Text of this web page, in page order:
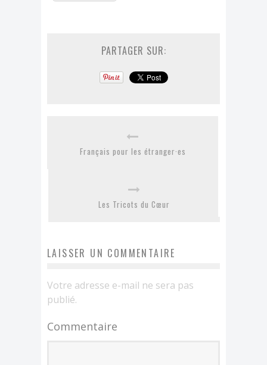
PARTAGER SUR:
Français pour les étranger·es
Les Tricots du Cœur
LAISSER UN COMMENTAIRE
Votre adresse e-mail ne sera pas
publié.
Commentaire